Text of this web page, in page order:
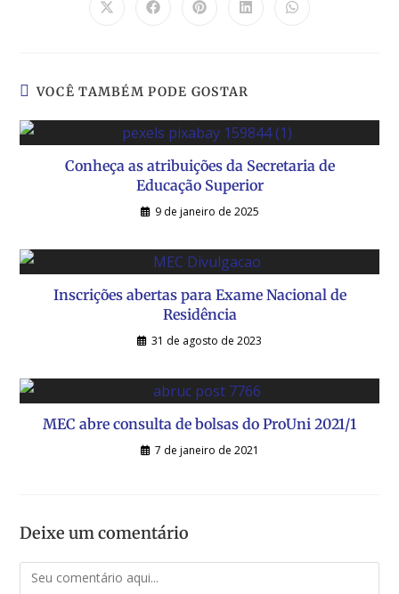
VOCÊ TAMBÉM PODE GOSTAR
Conheça as atribuições da Secretaria de
Educação Superior
9 de janeiro de 2025
Inscrições abertas para Exame Nacional de
Residência
31 de agosto de 2023
MEC abre consulta de bolsas do ProUni 2021/1
7 de janeiro de 2021
Deixe um comentário